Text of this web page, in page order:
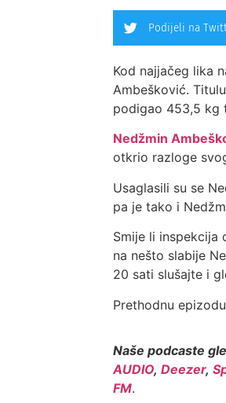
Podijeli na
Kod najjačeg lika
Ambešković.
podigao 453,5 kg
Nedžmin
otkrio razloge
Usaglasili su se
pa je tako i
Smije li inspekcija
na nešto slabije
20 sati slušajte i
Prethodnu
Naše podcaste
AUDIO,Deezer,
FM.